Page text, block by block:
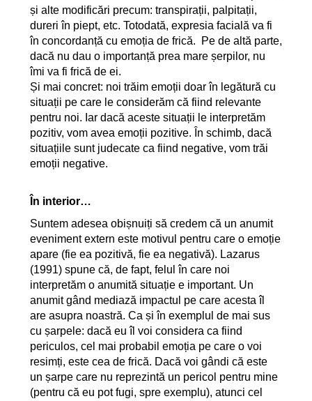
și alte modificări precum: transpirații, palpitații,
dureri în piept, etc. Totodată, expresia facială va fi
în concordanță cu emoția de frică. Pe de altă parte,
dacă nu dau o importanță prea mare șerpilor, nu
îmi va fi frică de ei.
Și mai concret: noi trăim emoții doar în legătură cu
situații pe care le considerăm că fiind relevante
pentru noi. Iar dacă aceste situații le interpretăm
pozitiv, vom avea emoții pozitive. În schimb, dacă
situațiile sunt judecate ca fiind negative, vom trăi
emoții negative.
În interior…
Suntem adesea obișnuiți să credem că un anumit
eveniment extern este motivul pentru care o emoție
apare (fie ea pozitivă, fie ea negativă). Lazarus
(1991)spune că, de fapt, felul în care noi
interpretăm o anumită situație e important. Un
anumitgând mediază impactul pe care acesta îl
are asupra noastră. Ca și în exemplul de mai sus
cu șarpele: dacă eu îl voi considera ca fiind
periculos, cel mai probabil emoția pe care o voi
resimți, este cea de frică. Dacă voi gândi că este
un șarpe care nu reprezintă un pericol pentru mine
(pentru că eu pot fugi, spre exemplu), atunci cel